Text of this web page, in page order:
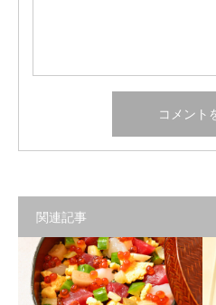
関連記事